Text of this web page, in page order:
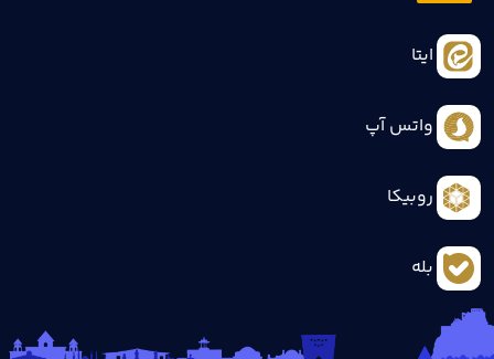
ایتا
واتس آپ
روبیکا
بله